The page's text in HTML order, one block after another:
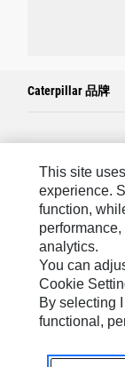
Caterpillar 品牌
联系 Caterpillar
站点地图
Cookie Settings
法律
隐私
Asia-Chinese©
This site
experience.
function,
analytics.
You can
Cookie
By selecting
functional,